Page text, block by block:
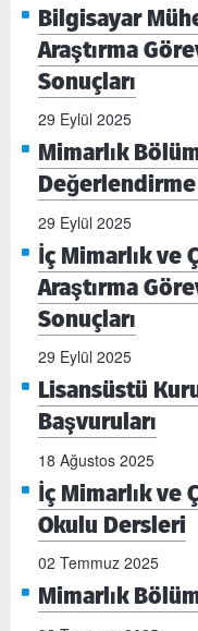
Bilgisayar
Araştırma
Sonuçları
29 Eylül 2025
Mimarlık
Değerlendirme
29 Eylül 2025
İç Mimarlık ve
Araştırma
Sonuçları
29 Eylül 2025
Lisansüstü
Başvuruları
18 Ağustos 2025
İç Mimarlık ve
Okulu Dersleri
02 Temmuz 2025
Mimarlık